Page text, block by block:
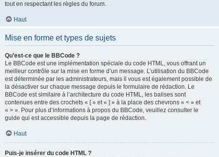
tout en respectant les règles du forum.
Haut
Mise en forme et types de sujets
Qu’est-ce que le BBCode ?
Le BBCode est une implémentation spéciale du code HTML, vous offrant un
meilleur contrôle sur la mise en forme d’un message. L’utilisation du BBCode
est déterminée par les administrateurs, mais il vous est également possible de
la désactiver sur chaque message depuis le formulaire de rédaction. Le
BBCode est similaire à l’architecture du code HTML, les balises sont
contenues entre des crochets « [ » et « ] » à la place des chevrons « < » et
« > ». Pour plus d’informations à propos du BBCode, veuillez consulter le
guide qui est accessible depuis la page de rédaction.
Haut
Puis-je insérer du code HTML ?